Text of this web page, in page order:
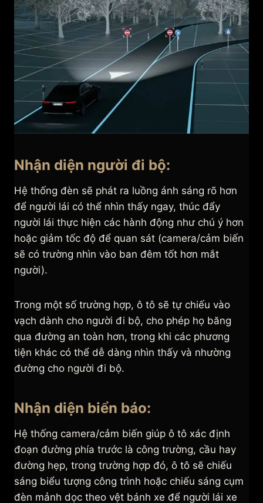
Nhận diện người đi bộ:
Hệ thống đèn sẽ phát ra luồng ánh sáng rõ hơn
để người lái có thể nhìn thấy ngay, thúc đẩy
người lái thực hiện các hành động như chú ý hơn
hoặc giảm tốc độ để quan sát (camera/cảm biến
sẽ có trường nhìn vào ban đêm tốt hơn mắt
người).
Trong một số trường hợp, ô tô sẽ tự chiếu vào
vạch dành cho người đi bộ, cho phép họ băng
qua đường an toàn hơn, trong khi các phương
tiện khác có thể dễ dàng nhìn thấy và nhường
đường cho người đi bộ.
Nhận diện biển báo:
Hệ thống camera/cảm biến giúp ô tô xác định
đoạn đường phía trước là công trường, cầu hay
đường hẹp, trong trường hợp đó, ô tô sẽ chiếu
sáng biểu tượng công trình hoặc chiếu sáng cụm
đèn mảnh dọc theo vệt bánh xe để người lái xe